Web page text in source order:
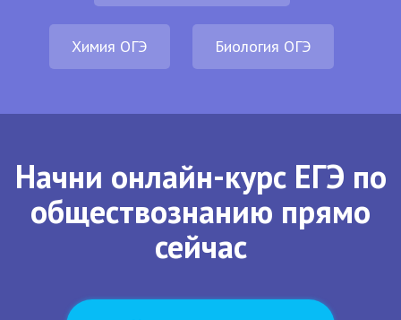
Химия ОГЭ Биология ОГЭ
Начни онлайн-курс ЕГЭ по
обществознанию прямо
сейчас